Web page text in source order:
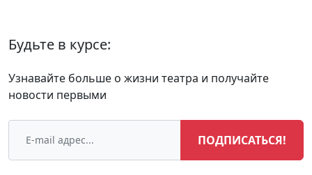
Будьте в курсе:
Узнавайте больше о жизни театра и получайте
новости первыми
ПОДПИСАТЬСЯ!